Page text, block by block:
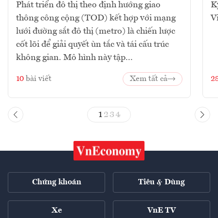
Phát triển đô thị theo định hướng giao
thông công cộng (TOD) kết hợp với mạng
lưới đường sắt đô thị (metro) là chiến lược
cốt lõi để giải quyết ùn tắc và tái cấu trúc
không gian. Mô hình này tập...
10 bài viết Xem tất cả
1 23 4
Chứng khoán Tiêu & Dùng
Xe VnE TV